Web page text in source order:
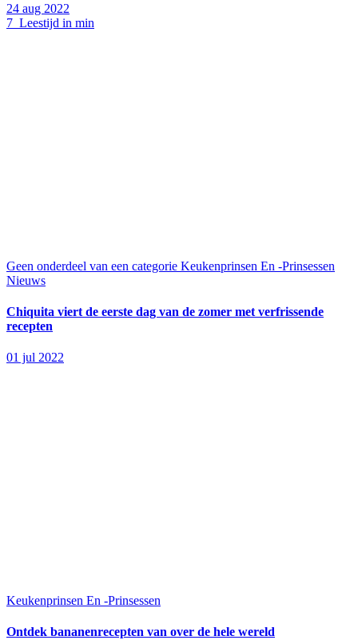
24 aug 2022
7 Leestijd in min
Geen onderdeel van een categorie Keukenprinsen En -Prinsessen
Nieuws
Chiquita viert de eerste dag van de zomer met verfrissende
recepten
01 jul 2022
Keukenprinsen En -Prinsessen
Ontdek bananenrecepten van over de hele wereld